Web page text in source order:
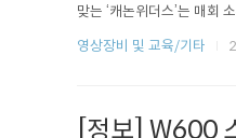
맞는 ‘캐논위더스’는 매회
논위더스 멤버로 선발되면
영상장비 및 교육/기타
[정보] W600